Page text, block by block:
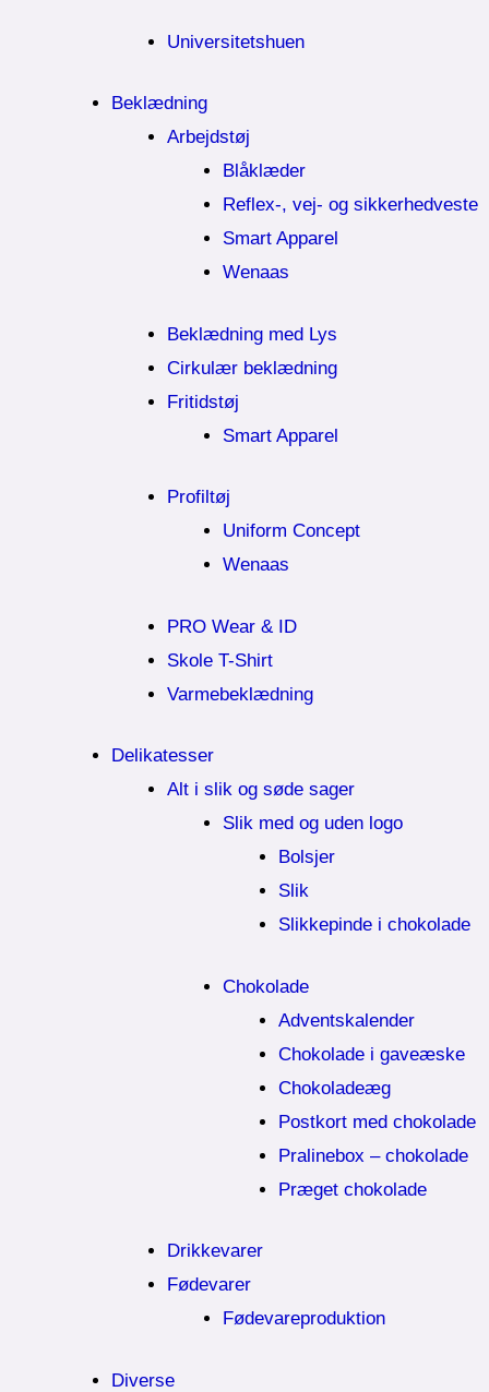
Universitetshuen
Beklædning
Arbejdstøj
Blåklæder
Reflex-, vej- og sikkerhedveste
Smart Apparel
Wenaas
Beklædning med Lys
Cirkulær beklædning
Fritidstøj
Smart Apparel
Profiltøj
Uniform Concept
Wenaas
PRO Wear & ID
Skole T-Shirt
Varmebeklædning
Delikatesser
Alt i slik og søde sager
Slik med og uden logo
Bolsjer
Slik
Slikkepinde i chokolade
Chokolade
Adventskalender
Chokolade i gaveæske
Chokoladeæg
Postkort med chokolade
Pralinebox – chokolade
Præget chokolade
Drikkevarer
Fødevarer
Fødevareproduktion
Diverse